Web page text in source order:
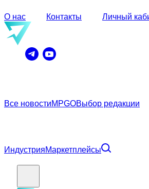
О нас Контакты Личный
Все новостиMPGOВыбор редакции
ИндустрияМаркетплейсы